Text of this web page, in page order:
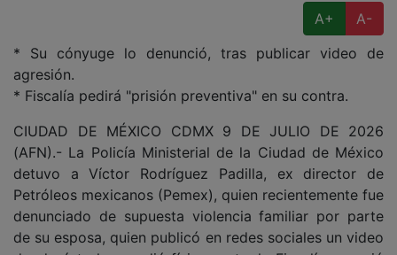
A+
A-
* Su cónyuge lo denunció, tras publicar video de
agresión.
* Fiscalía pedirá "prisión preventiva" en su contra.
CIUDAD DE MÉXICO CDMX 9 DE JULIO DE 2026
(AFN).- La Policía Ministerial de la Ciudad de México
detuvo a Víctor Rodríguez Padilla, ex director de
Petróleos mexicanos (Pemex), quien recientemente fue
denunciado de supuesta violencia familiar por parte
de su esposa, quien publicó en redes sociales un video